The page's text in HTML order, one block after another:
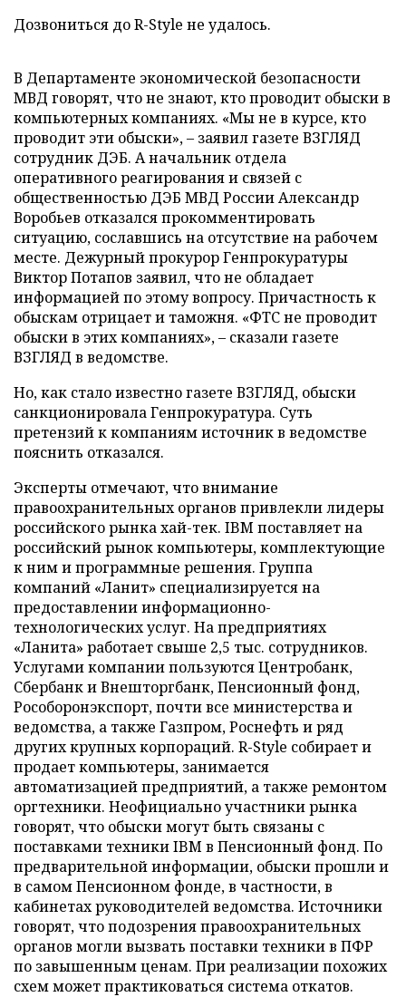
Дозвониться до R-Style не удалось.
В Департаменте экономической безопасности
МВД говорят, что не знают, кто проводит обыски в
компьютерных компаниях. «Мы не в курсе, кто
проводит эти обыски», – заявил газете ВЗГЛЯД
сотрудник ДЭБ. А начальник отдела
оперативного реагирования и связей с
общественностью ДЭБ МВД России Александр
Воробьев отказался прокомментировать
ситуацию, сославшись на отсутствие на рабочем
месте. Дежурный прокурор Генпрокуратуры
Виктор Потапов заявил, что не обладает
информацией по этому вопросу. Причастность к
обыскам отрицает и таможня. «ФТС не проводит
обыски в этих компаниях», – сказали газете
ВЗГЛЯД в ведомстве.
Но, как стало известно газете ВЗГЛЯД, обыски
санкционировала Генпрокуратура. Суть
претензий к компаниям источник в ведомстве
пояснить отказался.
Эксперты отмечают, что внимание
правоохранительных органов привлекли лидеры
российского рынка хай-тек. IBM поставляет на
российский рынок компьютеры, комплектующие
к ним и программные решения. Группа
компаний «Ланит» специализируется на
предоставлении информационно-
технологических услуг. На предприятиях
«Ланита» работает свыше 2,5 тыс. сотрудников.
Услугами компании пользуются Центробанк,
Сбербанк и Внешторгбанк, Пенсионный фонд,
Рособоронэкспорт, почти все министерства и
ведомства, а также Газпром, Роснефть и ряд
других крупных корпораций. R-Style собирает и
продает компьютеры, занимается
автоматизацией предприятий, а также ремонтом
оргтехники. Неофициально участники рынка
говорят, что обыски могут быть связаны с
поставками техники IBM в Пенсионный фонд. По
предварительной информации, обыски прошли и
в самом Пенсионном фонде, в частности, в
кабинетах руководителей ведомства. Источники
говорят, что подозрения правоохранительных
органов могли вызвать поставки техники в ПФР
по завышенным ценам. При реализации похожих
схем может практиковаться система откатов.